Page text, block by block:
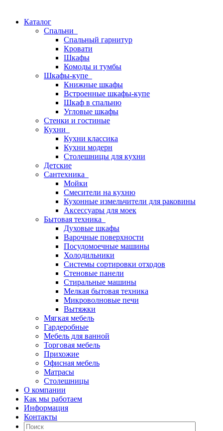
Каталог
Спальни
Спальный гарнитур
Кровати
Шкафы
Комоды и тумбы
Шкафы-купе
Книжные шкафы
Встроенные шкафы-купе
Шкаф в спальню
Угловые шкафы
Стенки и гостиные
Кухни
Кухни классика
Кухни модерн
Столешницы для кухни
Детские
Сантехника
Мойки
Смесители на кухню
Кухонные измельчители для раковины
Аксессуары для моек
Бытовая техника
Духовые шкафы
Варочные поверхности
Посудомоечные машины
Холодильники
Системы сортировки отходов
Стеновые панели
Стиральные машины
Мелкая бытовая техника
Микроволновые печи
Вытяжки
Мягкая мебель
Гардеробные
Мебель для ванной
Торговая мебель
Прихожие
Офисная мебель
Матрасы
Столешницы
О компании
Как мы работаем
Информация
Контакты